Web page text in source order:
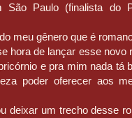
São Paulo (finalista do
meu gênero que é
hora de lançar esse
e pra mim nada tá
poder oferecer aos
deixar um trecho desse